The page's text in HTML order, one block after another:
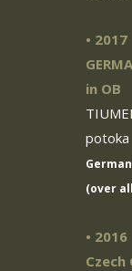
• 2017
in OB
potoka
(over
• 2016